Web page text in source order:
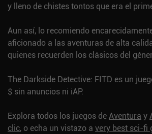
y lleno de chistes tontos que era el
Aun así, lo recomiendo
aficionado a las aventuras de alta
quienes recuerden los clásicos del
The Darkside Detective: FITD es un
$ sin anuncios ni iAP.
Explora todos los juegos deAventura y
clic, o echa un vistazo a very best sci-fi